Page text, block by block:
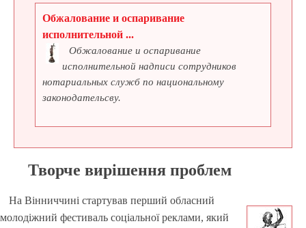
Обжалование и оспаривание
исполнительной ...
Обжалование и оспаривание
исполнительной надписи сотрудников
нотариальных служб по национальному
законодательсву.
Творче вирішення проблем
На Вінниччині стартував перший обласний
молодіжний фестиваль соціальної реклами, який